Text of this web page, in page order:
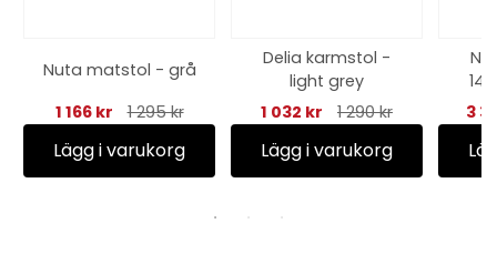
Nuta matstol - grå
1 166 kr
1 295 kr
Lägg i varukorg
Delia karmstol -
light grey
1 032 kr
1 290 kr
Lägg i varukorg
3